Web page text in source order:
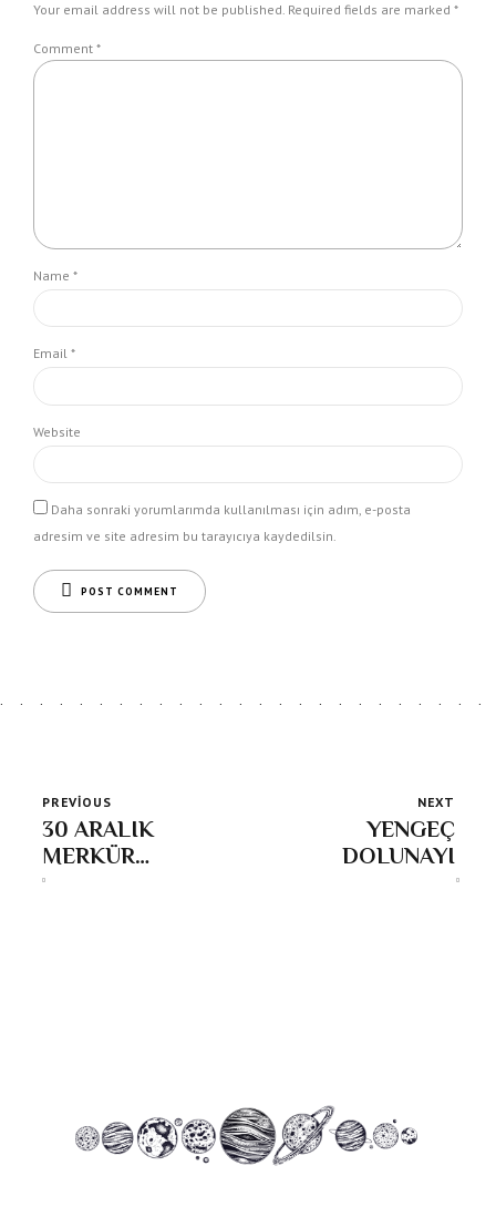
Your email address will not be published. Required fields are marked *
Comment *
Name *
Email *
Website
Daha sonraki yorumlarımda kullanılması için adım, e-posta
adresim ve site adresim bu tarayıcıya kaydedilsin.
POST COMMENT
PREVIOUS
30 ARALIK
MERKÜR
RETROSU &
NEXT
YENGEÇ
DOLUNAYI